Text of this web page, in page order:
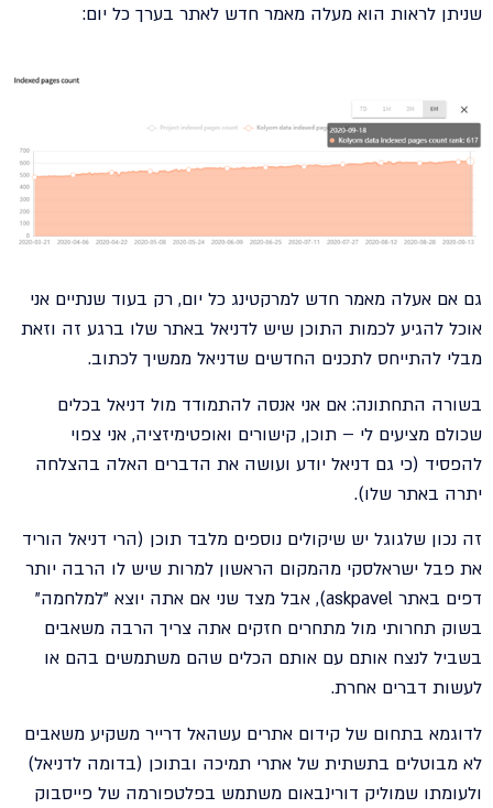
שניתן לראות הוא מעלה מאמר חדש לאתר בערך כל יום:
גם אם אעלה מאמר חדש למרקטינג כל יום, רק בעוד שנתיים אני
אוכל להגיע לכמות התוכן שיש לדניאל באתר שלו ברגע זה וזאת
מבלי להתייחס לתכנים החדשים שדניאל ממשיך לכתוב.
בשורה התחתונה: אם אני אנסה להתמודד מול דניאל בכלים
שכולם מציעים לי – תוכן, קישורים ואופטימיזציה, אני צפוי
להפסיד (כי גם דניאל יודע ועושה את הדברים האלה בהצלחה
יתרה באתר שלו).
זה נכון שלגוגל יש שיקולים נוספים מלבד תוכן (הרי דניאל הוריד
את פבל ישראלסקי מהמקום הראשון למרות שיש לו הרבה יותר
דפים באתר askpavel), אבל מצד שני אם אתה יוצא "למלחמה"
בשוק תחרותי מול מתחרים חזקים אתה צריך הרבה משאבים
בשביל לנצח אותם עם אותם הכלים שהם משתמשים בהם או
לעשות דברים אחרת.
לדוגמא בתחום של קידום אתרים עשהאל דרייר משקיע משאבים
לא מבוטלים בתשתית של אתרי תמיכה ובתוכן (בדומה לדניאל)
ולעומתו שמוליק דורינבאום משתמש בפלטפורמה של פייסבוק